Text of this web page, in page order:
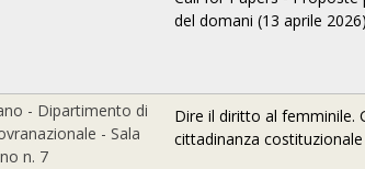
del domani (13 aprile 2026)
- Dipartimento di
- Sala
n. 7
Dire il diritto al femminile.
cittadinanza